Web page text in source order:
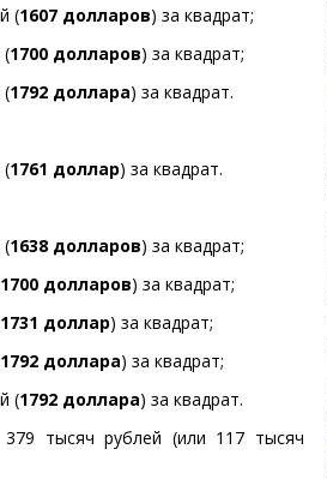
(1607 долларов) за квадрат;
(1700 долларов) за квадрат;
(1792 доллара) за квадрат.
(1761 доллар) за квадрат.
(1638 долларов) за квадрат;
1700 долларов) за квадрат;
1731 доллар) за квадрат;
1792 доллара) за квадрат;
(1792 доллара) за квадрат.
тысяч рублей (или 117 тысяч